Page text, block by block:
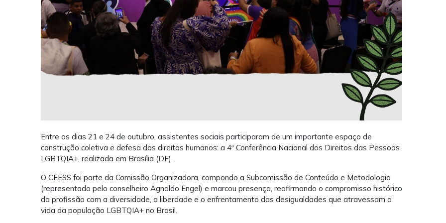
Entre os dias 21 e 24 de outubro, assistentes sociais participaram de um importante espaço de
construção coletiva e defesa dos direitos humanos: a 4ª Conferência Nacional dos Direitos das Pessoas
LGBTQIA+, realizada em Brasília (DF).
O CFESS foi parte da Comissão Organizadora, compondo a Subcomissão de Conteúdo e Metodologia
(representado pelo conselheiro Agnaldo Engel) e marcou presença, reafirmando o compromisso histórico
da profissão com a diversidade, a liberdade e o enfrentamento das desigualdades que atravessam a
vida da população LGBTQIA+ no Brasil.